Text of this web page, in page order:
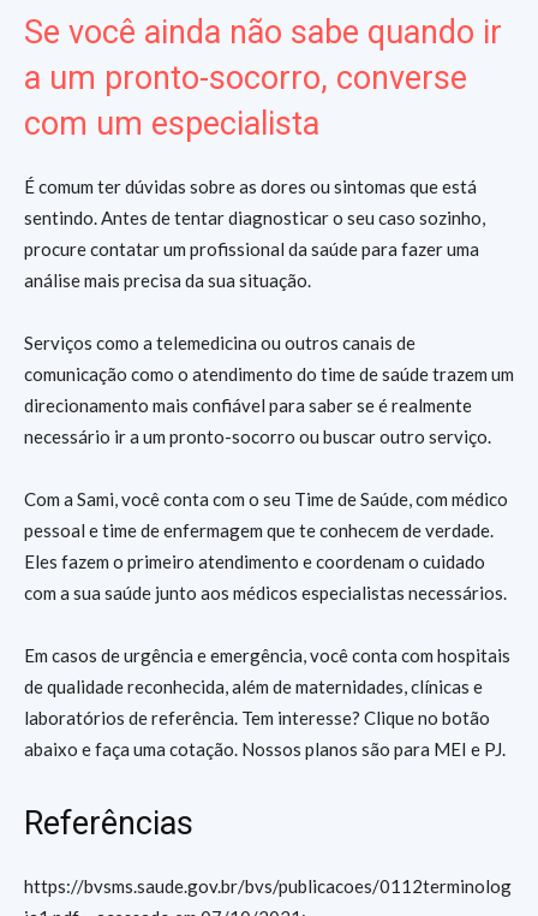
Se você ainda não sabe quando ir
a um pronto-socorro, converse
com um especialista
É comum ter dúvidas sobre as dores ou sintomas que está
sentindo. Antes de tentar diagnosticar o seu caso sozinho,
procure contatar um profissional da saúde para fazer uma
análise mais precisa da sua situação.
Serviços como a telemedicina ou outros canais de
comunicação como o atendimento do time de saúde trazem um
direcionamento mais confiável para saber se é realmente
necessário ir a um pronto-socorro ou buscar outro serviço.
Com a Sami, você conta com o seu Time de Saúde, com médico
pessoal e time de enfermagem que te conhecem de verdade.
Eles fazem o primeiro atendimento e coordenam o cuidado
com a sua saúde junto aos médicos especialistas necessários.
Em casos de urgência e emergência, você conta com hospitais
de qualidade reconhecida, além de maternidades, clínicas e
laboratórios de referência. Tem interesse? Clique no botão
abaixo e faça uma cotação. Nossos planos são para MEI e PJ.
Referências
https://bvsms.saude.gov.br/bvs/publicacoes/0112terminolog